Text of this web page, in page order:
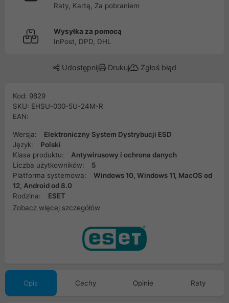
Raty, Kartą, Za pobraniem
Wysyłka za pomocą
InPost, DPD, DHL
Udostępnij Drukuj Zgłoś błąd
Kod: 9829
SKU: EHSU-000-5U-24M-R
EAN:
Wersja:
Elektroniczny System Dystrybucji ESD
Język:
Polski
Klasa produktu:
Antywirusowy i ochrona danych
Liczba użytkowników:
5
Platforma systemowa:
Windows 10, Windows 11, MacOS od
12, Android od 8.0
Rodzina:
ESET
Zobacz więcej szczegółów
Opis Cechy Opinie Raty